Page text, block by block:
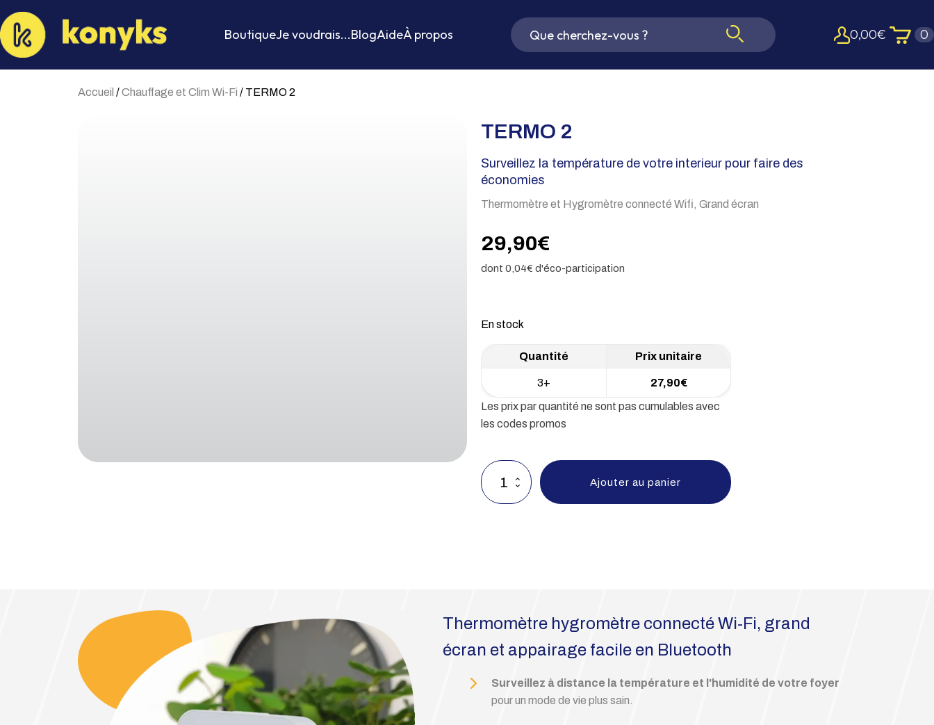
BoutiqueJe voudrais...BlogAideÀ propos 0,00€ 0
Accueil /Chauffage et Clim Wi-Fi / TERMO 2
TERMO 2
Surveillez la température de votre interieur pour faire des
économies
Thermomètre et Hygromètre connecté Wifi, Grand écran
29,90€
dont 0,04€ d'éco-participation
En stock
3+ 27,90€
Les prix par quantité ne sont pas cumulables avec
les codes promos
quantité
de
TERMO
Ajouter au panier
Thermomètre hygromètre connecté Wi-Fi, grand
écran et appairage facile en Bluetooth
Surveillez à distance la température et l'humidité de votre foyer
pour un mode de vie plus sain.